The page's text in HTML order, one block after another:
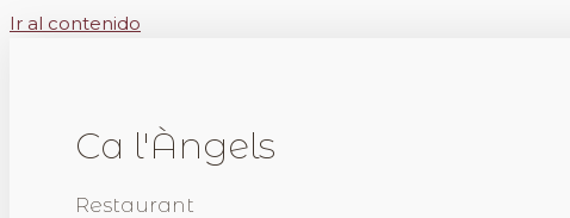
Ir al contenido
Ca l'Àngels
Restaurant